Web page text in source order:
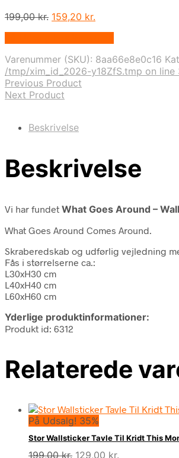
199,00kr. Den
199,00 kr..
159,20 kr.
159,20 kr..
Varenummer (SKU): 8aa66e8e0c16
/tmp/xim_id_2026-y18ZfS.tmp on line
Previous Product
Next Product
Beskrivelse
Beskrivelse
Vi har fundet What Goes Around –
What Goes Around Comes Around.
Skraberedskab og udførlig vejledning
Fås i størrelserne ca.:
L30xH30 cm
L40xH40 cm
L60xH60 cm
Yderlige produktinformationer:
Produkt id: 6312
Relaterede
På Udsalg! 35%
Stor Wallsticker Tavle Til Kridt This
199,00kr. Den
129,00 kr.